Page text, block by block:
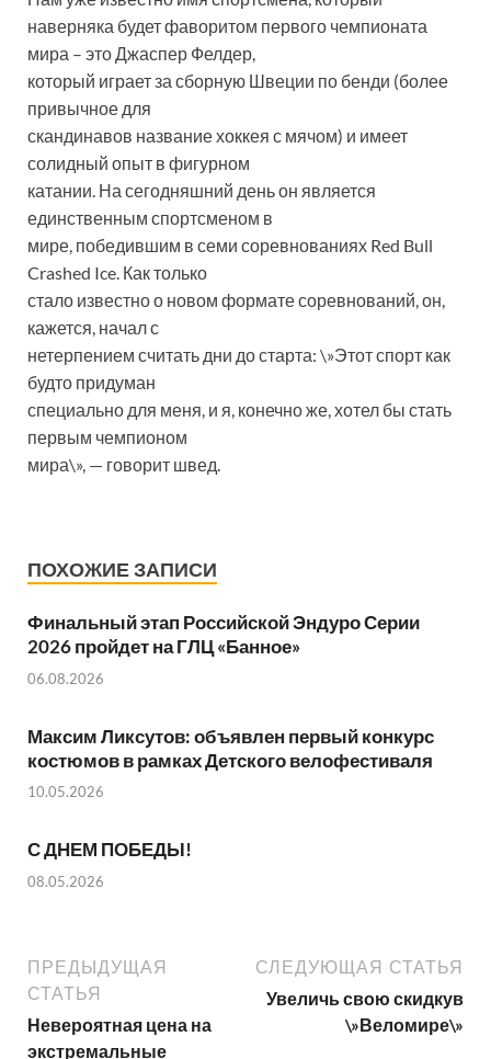
наверняка будет фаворитом первого чемпионата
мира – это Джаспер Фелдер,
который играет за сборную Швеции по бенди (более
привычное для
скандинавов название хоккея с мячом) и имеет
солидный опыт в фигурном
катании. На сегодняшний день он является
единственным спортсменом в
мире, победившим в семи соревнованиях Red Bull
Crashed Ice. Как только
стало известно о новом формате соревнований, он,
кажется, начал с
нетерпением считать дни до старта: \»Этот спорт как
будто придуман
специально для меня, и я, конечно же, хотел бы стать
первым чемпионом
мира\», — говорит швед.
ПОХОЖИЕ ЗАПИСИ
Финальный этап Российской Эндуро Серии
2026 пройдет на ГЛЦ «Банное»
06.08.2026
Максим Ликсутов: объявлен первый конкурс
костюмов в рамках Детского велофестиваля
10.05.2026
С ДНЕМ ПОБЕДЫ!
08.05.2026
ПРЕДЫДУЩАЯ
СТАТЬЯ
Невероятная цена на
экстремальные
СЛЕДУЮЩАЯ СТАТЬЯ
Увеличь свою скидкув
\»Веломире\»